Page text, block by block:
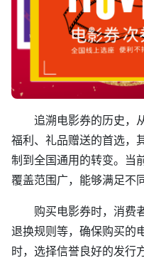
追溯电影券的历史，
福利、礼品赠送的首选，
制到全国通用的转变。当
覆盖范围广，能够满足不
购买电影券时，消费
退换规则等，确保购买的
时，选择信誉良好的发行